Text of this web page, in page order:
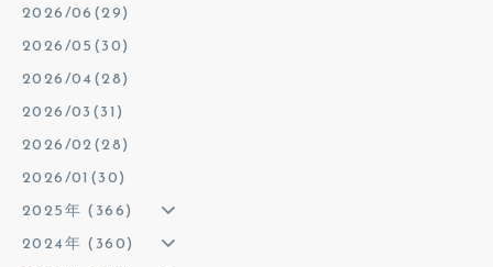
2026/06(29)
2026/05(30)
2026/04(28)
2026/03(31)
2026/02(28)
2026/01(30)
2025年 (366)
2024年 (360)